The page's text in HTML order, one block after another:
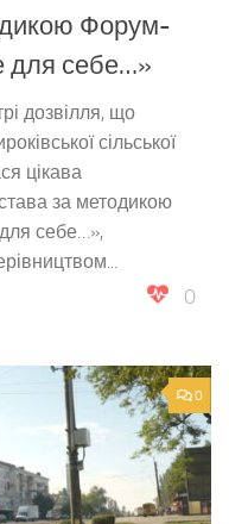
Форум-
для себе…»
дозвілля, що
сільської
цікава
за методикою
себе…»,
0
0